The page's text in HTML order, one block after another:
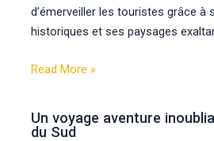
d’émerveiller les touristes grâce à
historiques et ses paysages
Read More »
Un voyage aventure
du Sud